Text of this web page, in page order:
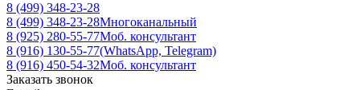
8 (499) 348-23-28
8 (499) 348-23-28Многоканальный
8 (925) 280-55-77Моб. консультант
8 (916) 130-55-77(WhatsApp, Telegram)
8 (916) 450-54-32Моб. консультант
Заказать звонок